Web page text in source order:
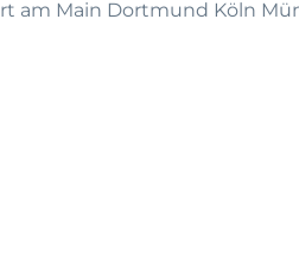
am Main Dortmund Köln